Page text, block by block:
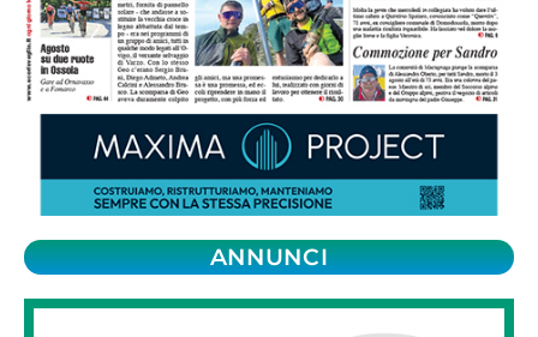
ANNUNCI